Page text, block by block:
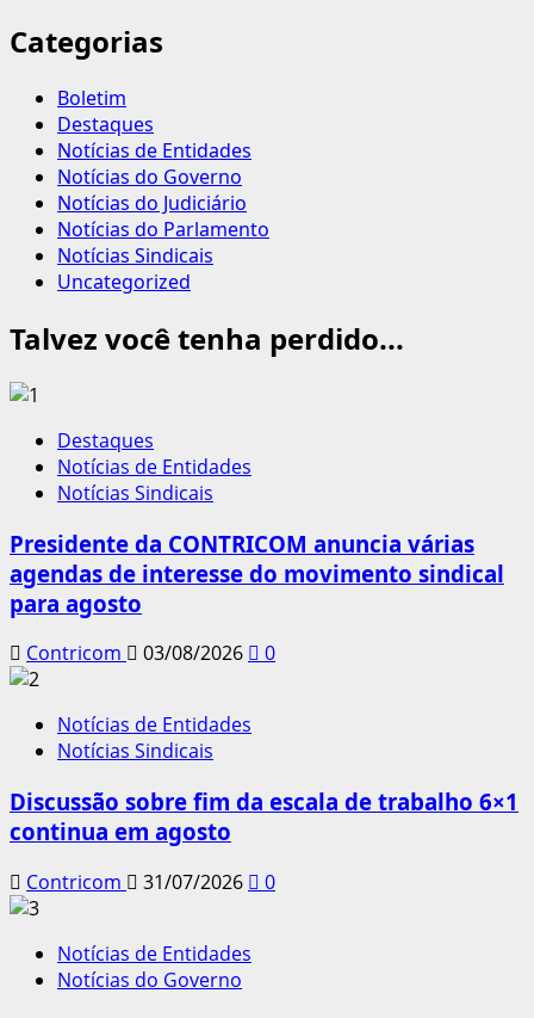
Categorias
Boletim
Destaques
Notícias de Entidades
Notícias do Governo
Notícias do Judiciário
Notícias do Parlamento
Notícias Sindicais
Uncategorized
Talvez você tenha perdido...
Destaques
Notícias de Entidades
Notícias Sindicais
Presidente da CONTRICOM anuncia várias
agendas de interesse do movimento sindical
para agosto
Contricom 03/08/2026 0
Notícias de Entidades
Notícias Sindicais
Discussão sobre fim da escala de trabalho 6×1
continua em agosto
Contricom 31/07/2026 0
Notícias de Entidades
Notícias do Governo